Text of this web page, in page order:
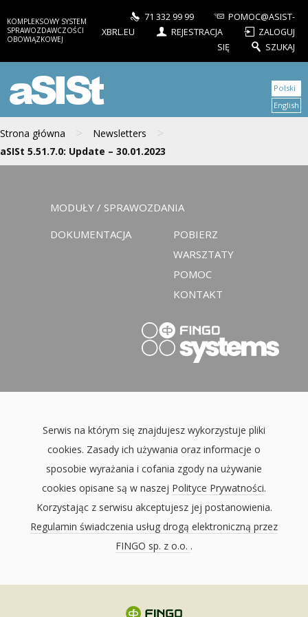
KOMPLEKSOWY SYSTEM
SPRAWOZDAWCZOŚCI
OBOWIĄZKOWEJ
71 332 99 99
POMOC@ASIST-
XBRL.EU
REJESTRACJA
ZALOGUJ
SIĘ
SZUKAJ
aSISt
Strona główna > Newsletters >
aSISt 5.51.7.0: Update – 30.01.2023
Polski
English
MODUŁY / SPRAWOZDANIA
DOKUMENTACJA
POBIERZ
WARSZTATY
POMOC
KONTAKT
Serwis na którym się znajdujesz wykorzystuje pliki
cookies. Zasady ich używania oraz informacje o
sposobie wyrażania i cofania zgody na używanie
cookies opisane są w naszej Polityce Prywatności.
Korzystając z serwisu akceptujesz jej postanowienia.
Regulamin świadczenia usług drogą elektroniczną przez
FINGO sp. z o.o. .